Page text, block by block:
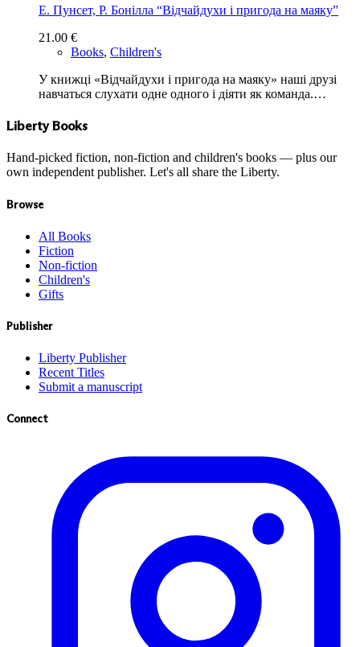
Е. Пунсет, Р. Бонілла “Відчайдухи і пригода на маяку”
21.00 €
Books, Children's
У книжці «Відчайдухи і пригода на маяку» наші друзі
навчаться слухати одне одного і діяти як команда.…
Liberty Books
Hand-picked fiction, non-fiction and children's books — plus our
own independent publisher. Let's all share the Liberty.
Browse
All Books
Fiction
Non-fiction
Children's
Gifts
Publisher
Liberty Publisher
Recent Titles
Submit a manuscript
Connect